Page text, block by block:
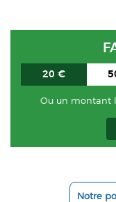
20 €
Ou un montant
Notre